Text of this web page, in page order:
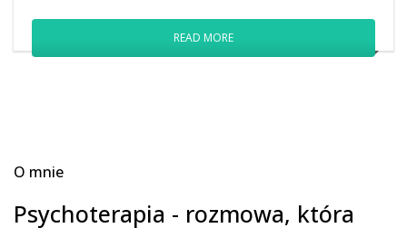
READ MORE
O mnie
Psychoterapia - rozmowa, która